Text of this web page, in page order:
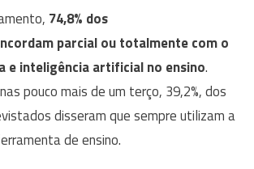
74,8% dos
parcial ou totalmente com o
e inteligência artificial no ensino.
pouco mais de um terço, 39,2%, dos
disseram que sempre utilizam a
de ensino.